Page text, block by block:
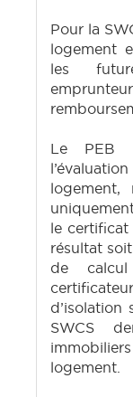
Pour la
logement
les
Le PEB
le
résultat
de
d’isolation
SWCS
logement.